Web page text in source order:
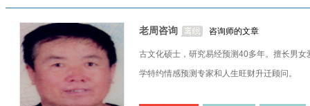
老周咨询 咨询师的文章
古文化硕士，研究易经预测40多年。擅长男
学特约情感预测专家和人生旺财升迁顾问。